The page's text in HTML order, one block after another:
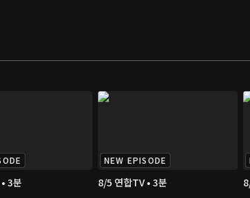
3분
NEW EPISODE
8/5 연합TV • 3분